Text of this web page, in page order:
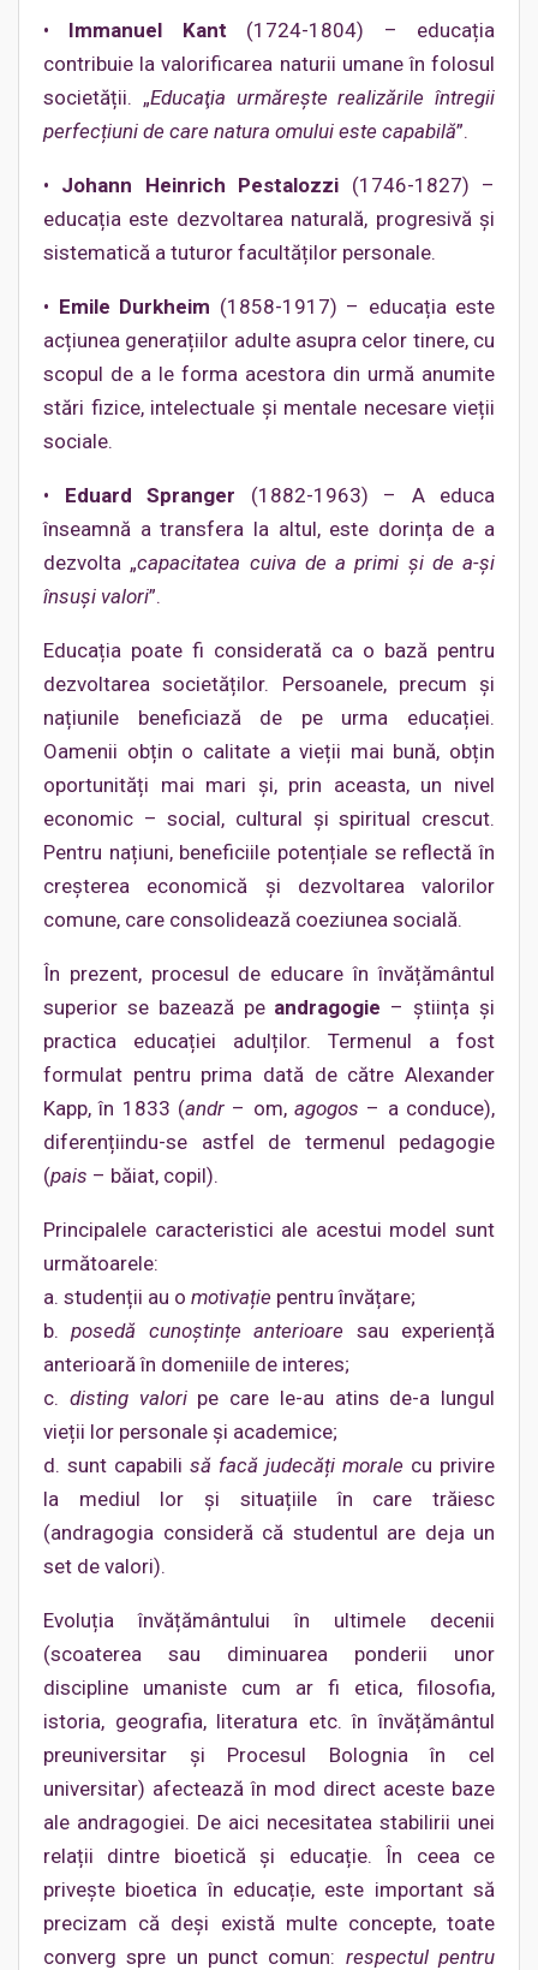
• Immanuel Kant (1724-1804) – educația
contribuie la valorificarea naturii umane în folosul
societății. „Educaţia urmărește realizările întregii
perfecțiuni de care natura omului este capabilă”.
• Johann Heinrich Pestalozzi (1746-1827) –
educația este dezvoltarea naturală, progresivă și
sistematică a tuturor facultăților personale.
• Emile Durkheim (1858-1917) – educația este
acțiunea generațiilor adulte asupra celor tinere, cu
scopul de a le forma acestora din urmă anumite
stări fizice, intelectuale și mentale necesare vieții
sociale.
• Eduard Spranger (1882-1963) – A educa
înseamnă a transfera la altul, este dorința de a
dezvolta „capacitatea cuiva de a primi și de a-şi
însuși valori”.
Educația poate fi considerată ca o bază pentru
dezvoltarea societăților. Persoanele, precum și
națiunile beneficiază de pe urma educației.
Oamenii obțin o calitate a vieții mai bună, obțin
oportunități mai mari și, prin aceasta, un nivel
economic – social, cultural și spiritual crescut.
Pentru națiuni, beneficiile potențiale se reflectă în
creșterea economică și dezvoltarea valorilor
comune, care consolidează coeziunea socială.
În prezent, procesul de educare în învățământul
superior se bazează pe andragogie – știința și
practica educației adulților. Termenul a fost
formulat pentru prima dată de către Alexander
Kapp, în 1833 (andr – om, agogos – a conduce),
diferențiindu-se astfel de termenul pedagogie
(pais – băiat, copil).
Principalele caracteristici ale acestui model sunt
următoarele:
a. studenții au o motivație pentru învățare;
b.posedă cunoștințe anterioare sau experiență
anterioară în domeniile de interes;
c. disting valoripe care le-au atins de-a lungul
vieții lor personale și academice;
d. sunt capabili să facă judecăți morale cu privire
la mediul lor și situațiile în care trăiesc
(andragogia consideră că studentul are deja un
set de valori).
Evoluția învățământului în ultimele decenii
(scoaterea sau diminuarea ponderii unor
discipline umaniste cum ar fi etica, filosofia,
istoria, geografia, literatura etc. în învățământul
preuniversitar și Procesul Bolognia în cel
universitar) afectează în mod direct aceste baze
ale andragogiei. De aici necesitatea stabilirii unei
relații dintre bioetică și educație. În ceea ce
privește bioetica în educație, este important să
precizam că deși există multe concepte, toate
converg spre un punct comun: respectul pentru